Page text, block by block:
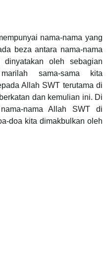
nama-nama yang
beza antara nama-nama
dinyatakan oleh sebagian
sama-sama kita
Allah SWT terutama di
dan kemulian ini. Di
nama Allah SWT di
doa kita dimakbulkan oleh